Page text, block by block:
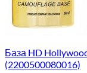
База HD
(2200500080016)